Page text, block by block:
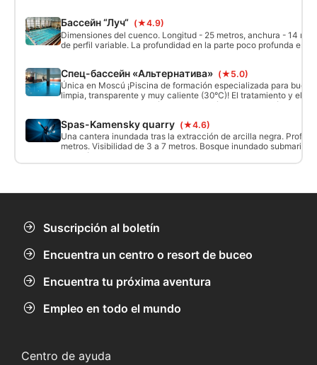
Бассейн “Луч“ (★4.9)
Dimensiones del cuenco. Longitud - 25 metros, anchura - 14
de perfil variable. La profundidad en la parte poco profunda es
Спец-бассейн «Альтернатива» (★5.0)
Única en Moscú ¡Piscina de formación especializada para
limpia, transparente y muy caliente (30°C)! El tratamiento y el
del agua se realizan según las tecnologías y normas más
formación de buceo.
Spas-Kamensky quarry (★4.6)
Una cantera inundada tras la extracción de arcilla negra.
metros. Visibilidad de 3 a 7 metros. Bosque inundado submarino,
estación de bombeo. En la orilla hay un centro de buceo con
km de la carretera de circunvalación de Moscú.
Suscripción al boletín
Encuentra un centro o resort de buceo
Encuentra tu próxima aventura
Empleo en todo el mundo
Centro de ayuda